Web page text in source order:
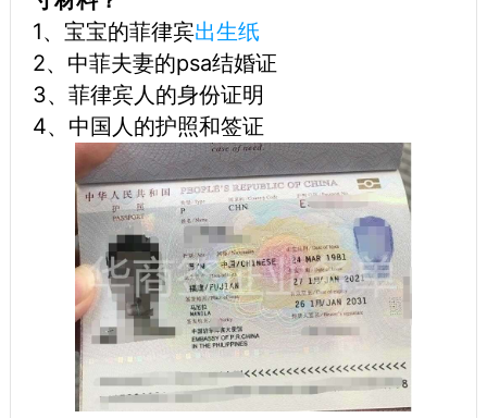
1、宝宝的菲律宾出生纸
2、中菲夫妻的psa结婚证
3、菲律宾人的身份证明
4、中国人的护照和签证